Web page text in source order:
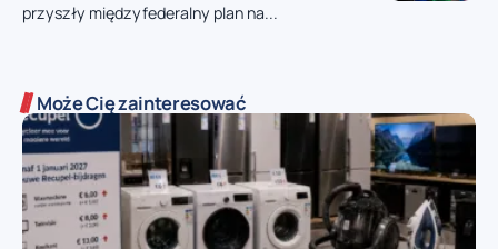
przyszły międzyfederalny plan na...
Może Cię zainteresować